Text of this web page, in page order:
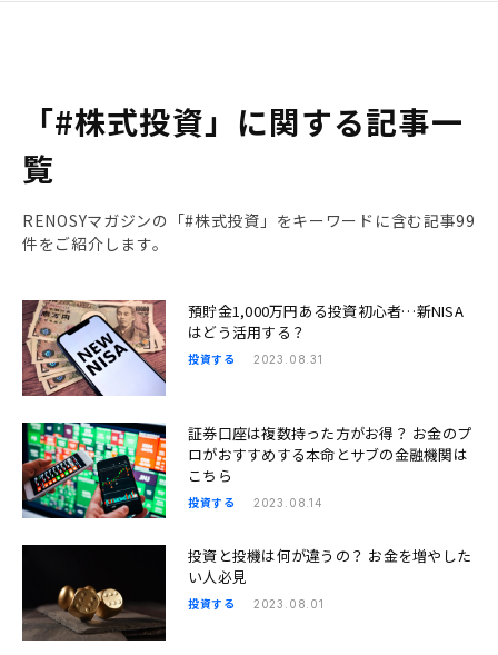
「#株式投資」に関する記事一
覧
RENOSYマガジンの「#株式投資」をキーワードに含む記事99
件をご紹介します。
預貯金1,000万円ある投資初心者…新NISA
はどう活用する？
投資する 2023.08.31
証券口座は複数持った方がお得？ お金のプ
ロがおすすめする本命とサブの金融機関は
こちら
投資する 2023.08.14
投資と投機は何が違うの？ お金を増やした
い人必見
投資する 2023.08.01